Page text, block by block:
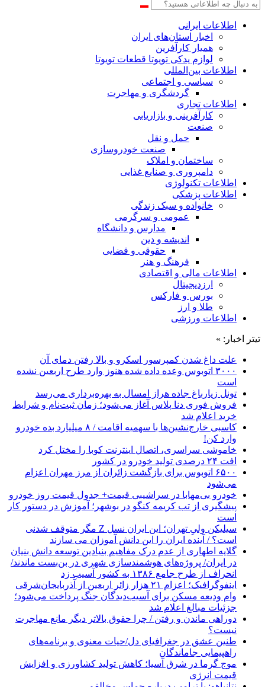
اطلاعات‌ ‎ایرانی
اخبار استان‌های ایران
همیار کارآفرین
لوازم یدکی تویوتا قطعات تویوتا
اطلاعات بین‌المللی
سیاسی و اجتماعی
گردشگری و مهاجرت
اطلاعات تجاری
کارآفرینی و بازاریابی
صنعت
حمل و نقل
صنعت خودروسازی
ساختمان و املاک
دامپروری و صنایع غذایی
اطلاعات تکنولوژی
اطلاعات پزشکی
خانواده و سبک زندگی
عمومی و سرگرمی
مدارس و دانشگاه
اندیشه و دین
حقوقی و قضایی
فرهنگ و هنر
اطلاعات مالی و اقتصادی
ارزدیجیتال
بورس و فارکس
طلا و ارز
اطلاعات ورزشی
تیتر اخبار: »
علت داغ شدن کمپرسور اسکرو و بالا رفتن دمای آن
۳۰۰۰ اتوبوس وعده داده شده هنوز وارد طرح اربعین نشده
است
تونل زیارباغ جاده هراز امسال به بهره‌برداری می‌رسد
فروش فوری دنا پلاس آغاز می‌شود؛ زمان ثبت‌نام و شرایط
خرید اعلام شد
کاسبی خارج‌نشین‌ها با سهمیه اقامت / ۸ میلیارد بده خودرو
وارد کن!
خاموشی سراسری، اتصال اینترنت کوبا را مختل کرد
افت ۲۴ درصدی تولید خودرو در کشور
۶۵۰۰ اتوبوس برای بازگشت زائران از مرز مهران اعزام
می‌شود
خودرو بی‌مهابا در سراشیبی قیمت+ جدول قیمت روز خودرو
پیشگیری از تب کریمه کنگو در بوشهر؛ آموزش در دستور کار
است
سیلیکن ولیِ تهران؛ این ایران نسل Z مگر متوقف شدنی
است؟ / آینده ایران را این دانش آموزان می سازند
گلایه اطهاری از عدم درک مفاهیم بنیادین توسعه دانش بنیان
در ایران/ پروژه‌های هوشمندسازی شهری در بن‌بست ماندند/
انحراف از طرح جامع ۱۳۸۶ به کشور آسیب زد
اینفوگرافیک؛ اعزام ۲۱ هزار زائر اربعین از آذربایجان‌شرقی
وام ودیعه مسکن برای آسیب‌دیدگان جنگ پرداخت می‌شود؛
جزئیات مبالغ اعلام شد
دوراهی ماندن و رفتن / چرا حقوق بالاتر دیگر مانع مهاجرت
نیست؟
طنین عشق در جغرافیای دل/حیات معنوی و برنامه‌های
راهپیمایی جاماندگان
موج گرما در شرق آسیا؛ کاهش تولید کشاورزی و افزایش
قیمت انرژی